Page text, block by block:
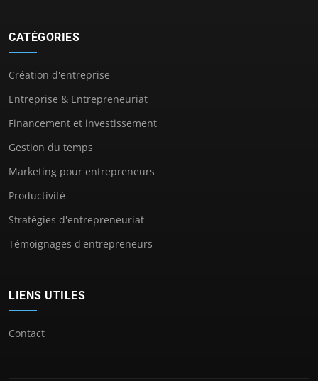
CATÉGORIES
Création d'entreprise
Entreprise & Entrepreneuriat
Financement et investissement
Gestion du temps
Marketing pour entrepreneurs
Productivité
Stratégies d'entrepreneuriat
Témoignages d'entrepreneurs
LIENS UTILES
Contact